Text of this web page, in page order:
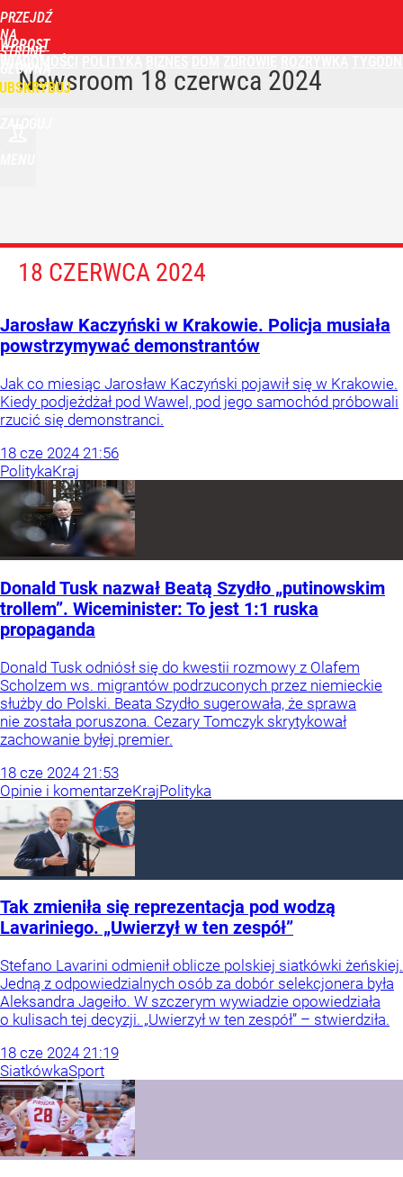
PRZEJDŹ
NA
STRONĘ
GŁÓWNĄ
WPROST
Newsroom 18 czerwca 2024
18 CZERWCA 2024
Jarosław Kaczyński w Krakowie. Policja musiała
powstrzymywać demonstrantów
Jak co miesiąc Jarosław Kaczyński pojawił się w Krakowie.
Kiedy podjeżdżał pod Wawel, pod jego samochód próbowali
rzucić się demonstranci.
18 cze 2024 21:56
PolitykaKraj
Donald Tusk nazwał Beatą Szydło „putinowskim
trollem”. Wiceminister: To jest 1:1 ruska
propaganda
Donald Tusk odniósł się do kwestii rozmowy z Olafem
Scholzem ws. migrantów podrzuconych przez niemieckie
służby do Polski. Beata Szydło sugerowała, że sprawa
nie została poruszona. Cezary Tomczyk skrytykował
zachowanie byłej premier.
18 cze 2024 21:53
Opinie i komentarzeKrajPolityka
Tak zmieniła się reprezentacja pod wodzą
Lavariniego. „Uwierzył w ten zespół”
Stefano Lavarini odmienił oblicze polskiej siatkówki żeńskiej.
Jedną z odpowiedzialnych osób za dobór selekcjonera była
Aleksandra Jageiło. W szczerym wywiadzie opowiedziała
o kulisach tej decyzji. „Uwierzył w ten zespół” – stwierdziła.
18 cze 2024 21:19
SiatkówkaSport